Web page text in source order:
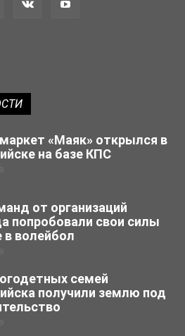
«Маяк» открылся в
на базе КПС
от организаций
попробовали свои силы
в волейбол
семей
получили землю под